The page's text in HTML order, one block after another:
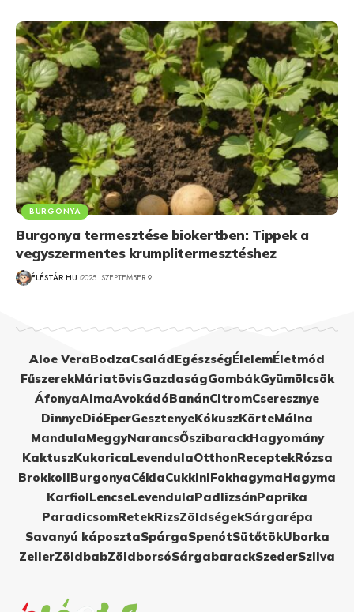
BURGONYA
Burgonya termesztése biokertben: Tippek a
vegyszermentes krumplitermesztéshez
ÉLÉSTÁR.HU 2025. SZEPTEMBER 9.
Aloe VeraBodzaCsaládEgészségÉlelemÉletmód
FűszerekMáriatövisGazdaságGombákGyümölcsök
ÁfonyaAlmaAvokádóBanánCitromCseresznye
DinnyeDióEperGesztenyeKókuszKörteMálna
MandulaMeggyNarancsŐszibarackHagyomány
KaktuszKukoricaLevendulaOtthonReceptekRózsa
BrokkoliBurgonyaCéklaCukkiniFokhagymaHagyma
KarfiolLencseLevendulaPadlizsánPaprika
ParadicsomRetekRizsZöldségekSárgarépa
Savanyú káposztaSpárgaSpenótSütőtökUborka
ZellerZöldbabZöldborsóSárgabarackSzederSzilva